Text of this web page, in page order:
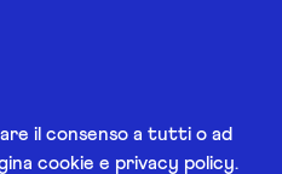
il consenso a tutti o ad
cookie e privacy policy.